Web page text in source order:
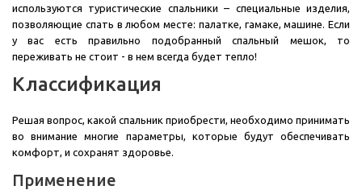
используются туристические спальники – специальные изделия,
позволяющие спать в любом месте: палатке, гамаке, машине. Если
у вас есть правильно подобранный спальный мешок, то
переживать не стоит - в нем всегда будет тепло!
Классификация
Решая вопрос, какой спальник приобрести, необходимо принимать
во внимание многие параметры, которые будут обеспечивать
комфорт, и сохранят здоровье.
Применение